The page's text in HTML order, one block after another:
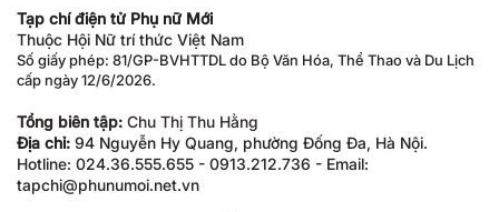
Tạp chí điện tử Phụ nữ Mới
Thuộc Hội Nữ trí thức Việt Nam
Số giấy phép: 81/GP-BVHTTDL do Bộ Văn Hóa, Thể Thao và Du Lịch
cấp ngày 12/6/2026.
Tổng biên tập: Chu Thị Thu Hằng
Địa chỉ: 94 Nguyễn Hy Quang, phường Đống Đa, Hà Nội.
Hotline: 024.36.555.655 - 0913.212.736 - Email:
tapchi@phunumoi.net.vn